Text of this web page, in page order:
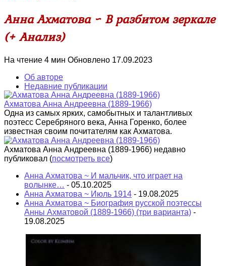
Анна Ахматова ~ В разбитом зеркале
(+ Анализ)
На чтение 4 мин Обновлено 17.09.2023
Об авторе
Недавние публикации
Ахматова Анна Андреевна (1889-1966)
Одна из самых ярких, самобытных и талантливых
поэтесс Серебряного века, Анна Горенко, более
известная своим почитателям как Ахматова.
Ахматова Анна Андреевна (1889-1966) недавно
публиковал (посмотреть все)
Анна Ахматова ~ И мальчик, что играет на
волынке… - 05.10.2025
Анна Ахматова ~ Июль 1914 - 19.08.2025
Анна Ахматова ~ Биография русской поэтессы
Анны Ахматовой (1889-1966) (три варианта) -
19.08.2025